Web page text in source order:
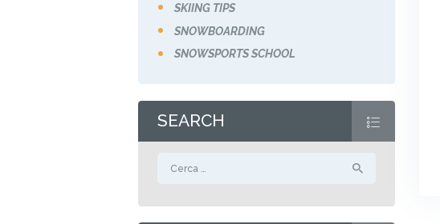
SKIING TIPS
SNOWBOARDING
SNOWSPORTS SCHOOL
SEARCH